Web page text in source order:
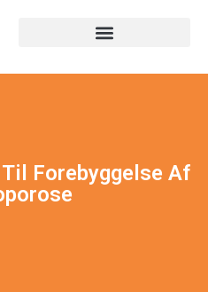
Forebyggelse Af